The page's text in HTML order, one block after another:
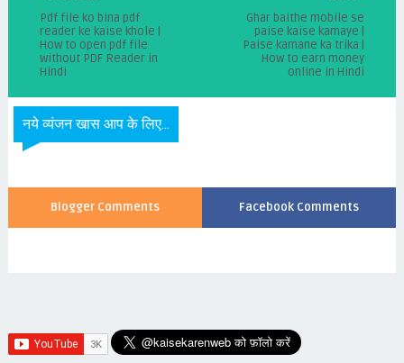
Ghar baithe mobile se
paise kaise kamaye |
Paise kamane ka trika |
How to earn money
online in Hindi
Pdf file ko bina pdf
reader ke kaise khole |
How to open pdf file
without PDF Reader in
Hindi
नये व्यंजन खास आप के लिए...
Blogger Comments Facebook Comments